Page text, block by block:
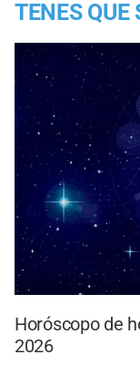
TENES QUE
Horóscopo de
2026